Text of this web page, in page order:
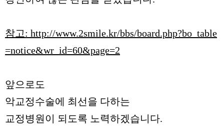
참고: http://www.2smile.kr/bbs/board.php?bo_table
=notice&wr_id=60&page=2
앞으로도
악교정수술에 최선을 다하는
교정병원이 되도록 노력하겠습니다.